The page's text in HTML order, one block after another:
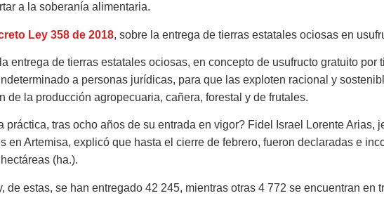
a la soberanía alimentaria.
Ley 358 de 2018, sobre la entrega de tierras estatales ociosas en
entrega de tierras estatales ociosas, en concepto de usufructo gratuito por
a personas jurídicas, para que las exploten racional y
de la producción agropecuaria, cañera, forestal y de frutales.
práctica, tras ocho años de su entrada en vigor? Fidel Israel Lorente Arias,
en Artemisa, explicó que hasta el cierre de febrero, fueron declaradas e
(ha.).
de estas, se han entregado 42 245, mientras otras 4 772 se encuentran en